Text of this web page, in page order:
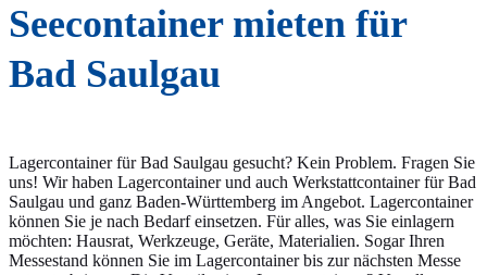
Seecontainer mieten für
Bad Saulgau
Lagercontainer für Bad Saulgau gesucht? Kein Problem. Fragen Sie
uns! Wir haben Lagercontainer und auch Werkstattcontainer für Bad
Saulgau und ganz Baden-Württemberg im Angebot. Lagercontainer
können Sie je nach Bedarf einsetzen. Für alles, was Sie einlagern
möchten: Hausrat, Werkzeuge, Geräte, Materialien. Sogar Ihren
Messestand können Sie im Lagercontainer bis zur nächsten Messe